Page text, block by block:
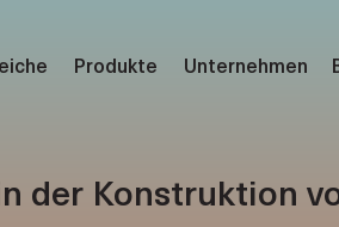
Produkte Unternehmen
der Konstruktion